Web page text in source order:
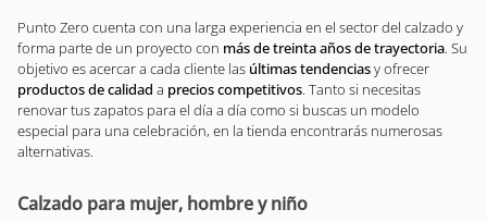
Punto Zero cuenta con una larga experiencia en el sector del calzado y
forma parte de un proyecto con más de treinta años de trayectoria . Su
objetivo es acercar a cada cliente las últimas tendenciasy ofrecer
productos de calidad a precios competitivos . Tanto si necesitas
renovar tus zapatos para el día a día como si buscas un modelo
especial para una celebración, en la tienda encontrarás numerosas
alternativas.
Calzado para mujer, hombre y niño